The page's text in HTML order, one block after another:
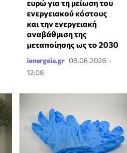
ευρώ για τη μείωση του
ενεργειακού κόστους
και την ενεργειακή
αναβάθμιση της
μεταποίησης ως το 2030
ienergeia.gr 08.06.2026 -
12:08